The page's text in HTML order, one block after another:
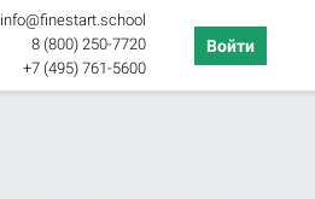
info@finestart.school
8 (800) 250-7720
+7 (495) 761-5600
Войти